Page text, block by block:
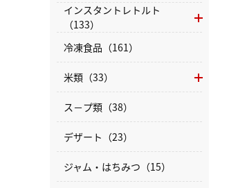
インスタントレトルト
（133）
冷凍食品（161）
米類（33）
ス－プ類（38）
デザート（23）
ジャム・はちみつ（15）